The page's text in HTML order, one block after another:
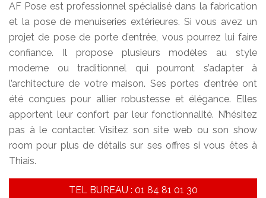
AF Pose est professionnel spécialisé dans la fabrication
et la pose de menuiseries extérieures. Si vous avez un
projet de pose de porte d’entrée, vous pourrez lui faire
confiance. Il propose plusieurs modèles au style
moderne ou traditionnel qui pourront s’adapter à
l’architecture de votre maison. Ses portes d’entrée ont
été conçues pour allier robustesse et élégance. Elles
apportent leur confort par leur fonctionnalité. N’hésitez
pas à le contacter. Visitez son site web ou son show
room pour plus de détails sur ses offres si vous êtes à
Thiais.
TEL BUREAU : 01 84 81 01 30